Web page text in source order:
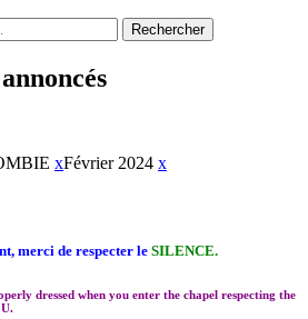
xFévrier 2024 x
merci de respecter le SILENCE.
dressed when you enter the chapel respecting the